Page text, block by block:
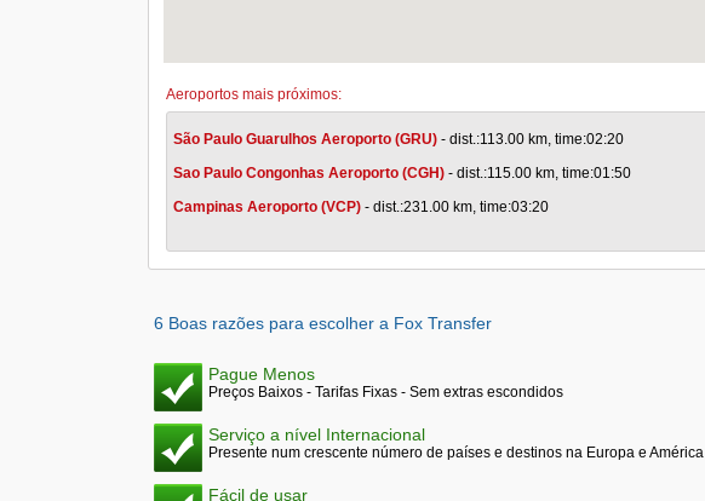
Aeroportos mais próximos:
São Paulo Guarulhos Aeroporto (GRU) - dist.:113.00 km, time:02:20
Sao Paulo Congonhas Aeroporto (CGH) - dist.:115.00 km, time:01:50
Campinas Aeroporto (VCP) - dist.:231.00 km, time:03:20
6 Boas razões para escolher a Fox Transfer
Pague Menos
Preços Baixos - Tarifas Fixas - Sem extras escondidos
Serviço a nível Internacional
Presente num crescente número de países e destinos na Europa e América
Fácil de usar